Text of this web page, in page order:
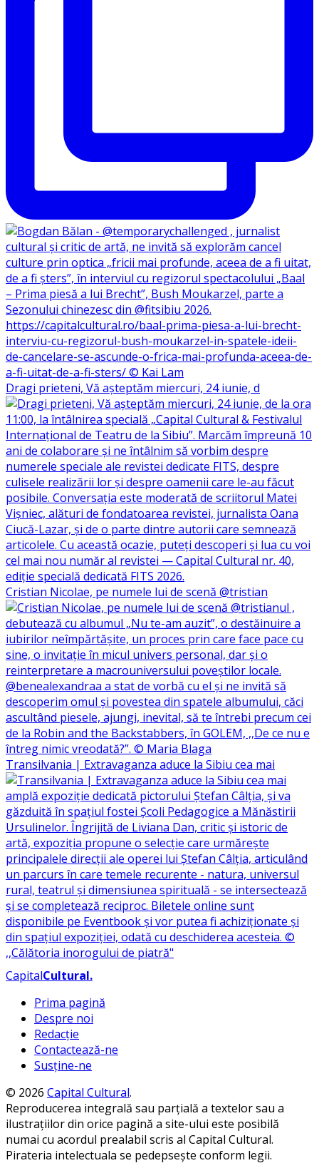
Dragi prieteni, Vă așteptăm miercuri, 24 iunie, d
Cristian Nicolae, pe numele lui de scenă @tristian
Transilvania | Extravaganza aduce la Sibiu cea mai
CapitalCultural.
Prima pagină
Despre noi
Redacție
Contactează-ne
Susține-ne
© 2026 Capital Cultural.
Reproducerea integrală sau parțială a textelor sau a
ilustrațiilor din orice pagină a site-ului este posibilă
numai cu acordul prealabil scris al Capital Cultural.
Pirateria intelectuala se pedepsește conform legii.